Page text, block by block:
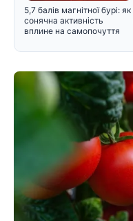
5,7 балів магнітної бурі: як
сонячна активність
вплине на самопочуття